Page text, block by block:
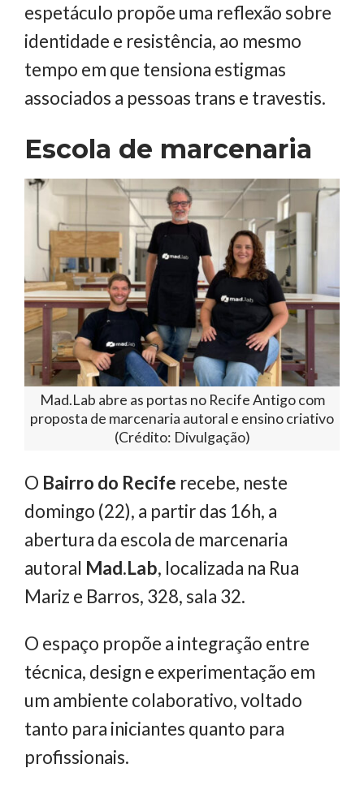
espetáculo propõe uma reflexão sobre
identidade e resistência, ao mesmo
tempo em que tensiona estigmas
associados a pessoas trans e travestis.
Escola de marcenaria
Mad.Lab abre as portas no Recife Antigo com
proposta de marcenaria autoral e ensino criativo
(Crédito: Divulgação)
O Bairro do Recife recebe, neste
domingo (22), a partir das 16h, a
abertura da escola de marcenaria
autoral Mad.Lab, localizada na Rua
Mariz e Barros, 328, sala 32.
O espaço propõe a integração entre
técnica, design e experimentação em
um ambiente colaborativo, voltado
tanto para iniciantes quanto para
profissionais.